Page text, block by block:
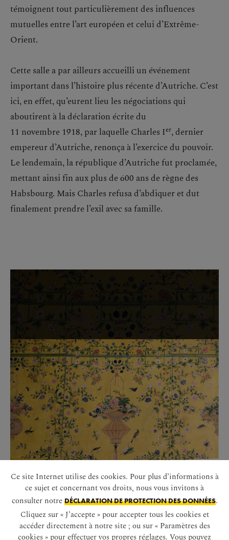
témoignent tout particulièrement des influences
mutuelles entre l’art européen et celui d’Extrême-
Orient.
Cette salle a par ailleurs accueilli un événement
important dans l’histoire plus récente d’Autriche. C’est
ici, en effet, qu’eurent lieu les négociations qui
aboutirent à la déclaration écrite du
11 novembre 1918, par laquelle Charles Ier, dernier
empereur d’Autriche, renonça à l’exercice du pouvoir.
Le lendemain, la république d’Autriche fut proclamée,
mettant ainsi fin aux plus de 600 ans de règne des
Habsbourg. Mais Charles refusa d’abdiquer et dut
finalement prendre l’exil avec sa famille.
SALON BLEU CHINOIS
DÉMARRER LE DIAPORAMA
Ce site Internet utilise des cookies. Pour plus d’informations à
ce sujet et concernant vos droits, nous vous invitons à
consulter notre DÉCLARATION DE PROTECTION DES DONNÉES.
Cliquez sur « J’accepte » pour accepter tous les cookies et
accéder directement à notre site ; ou sur « Paramètres des
cookies » pour effectuer vos propres réglages. Vous pouvez